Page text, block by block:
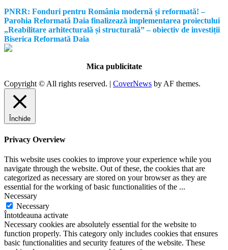
PNRR: Fonduri pentru România modernă și reformată! –
Parohia Reformată Daia finalizează implementarea proiectului
„Reabilitare arhitecturală și structurală” – obiectiv de investiții
Biserica Reformată Daia
Mica publicitate
Copyright © All rights reserved. | CoverNews by AF themes.
Închide
Privacy Overview
This website uses cookies to improve your experience while you
navigate through the website. Out of these, the cookies that are
categorized as necessary are stored on your browser as they are
essential for the working of basic functionalities of the ...
Necessary
Necessary
Întotdeauna activate
Necessary cookies are absolutely essential for the website to
function properly. This category only includes cookies that ensures
basic functionalities and security features of the website. These